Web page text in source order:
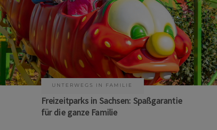
KUNST & KULTUR
Sommer auf Sachsens Theaterbühnen